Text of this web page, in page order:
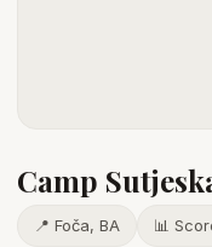
Camp
📍 Foča, BA 📊